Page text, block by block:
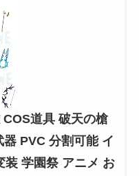
道具 破天の槍
PVC 分割可能 イ
装 学園祭 アニメ お